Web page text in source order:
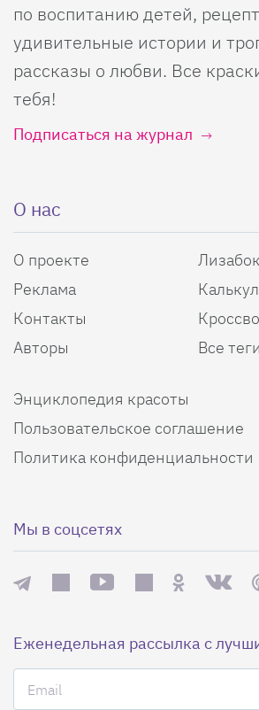
по воспитанию детей,
удивительные истории и
рассказы о любви. Все
тебя!
Подписаться на журнал
О нас
О проекте
Реклама
Контакты
Авторы
Все теги
Энциклопедия красоты
Пользовательское соглашение
Политика конфиденциальности
Мы в соцсетях
Еженедельная рассылка с